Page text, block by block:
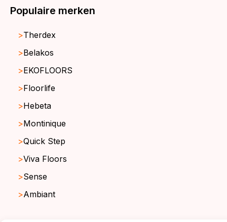
Populaire merken
Therdex
Belakos
EKOFLOORS
Floorlife
Hebeta
Montinique
Quick Step
Viva Floors
Sense
Ambiant